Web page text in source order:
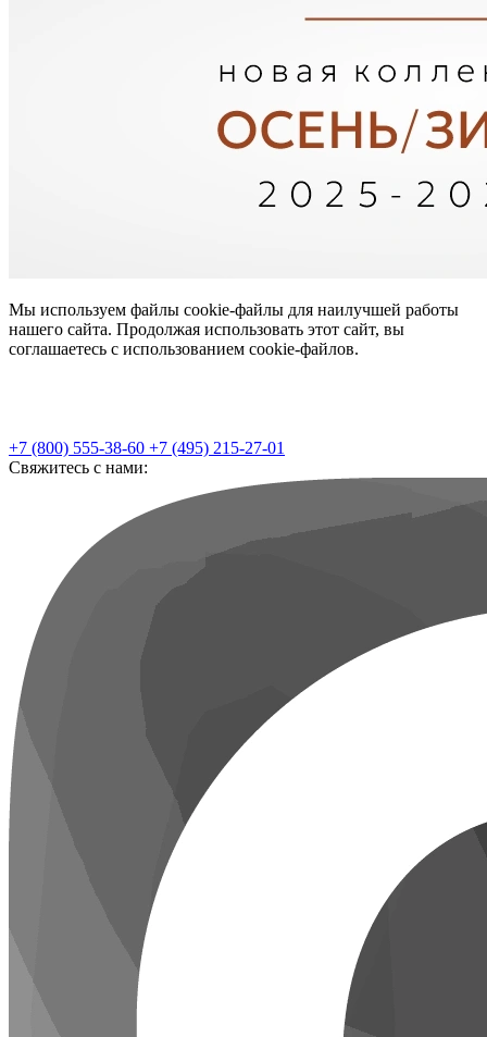
Мы используем файлы cookie-файлы для наилучшей работы
нашего сайта. Продолжая использовать этот сайт, вы
соглашаетесь с использованием cookie-файлов.
+7 (800) 555-38-60 +7 (495) 215-27-01
Свяжитесь с нами: